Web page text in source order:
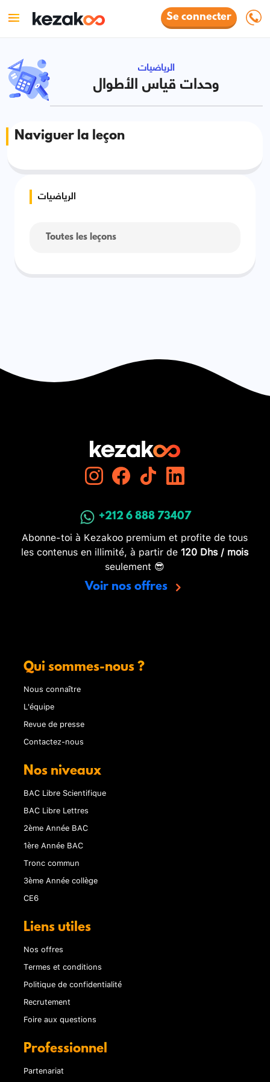
Se connecter
الرياضيات
وحدات قياس الأطوال
Naviguer la leçon
الرياضيات
Toutes les leçons
+212 6 888 73407
Abonne-toi à Kezakoo premium et profite de tous
les contenus en illimité, à partir de 120 Dhs / mois
seulement 😎
Voir nos offres
Qui sommes-nous ?
Nous connaître
L'équipe
Revue de presse
Contactez-nous
Nos niveaux
BAC Libre Scientifique
BAC Libre Lettres
2ème Année BAC
1ère Année BAC
Tronc commun
3ème Année collège
CE6
Liens utiles
Nos offres
Termes et conditions
Politique de confidentialité
Recrutement
Foire aux questions
Professionnel
Partenariat